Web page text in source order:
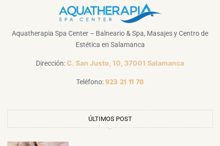
Aquatherapia Spa Center – Balneario & Spa, Masajes y Centro de
Estética en Salamanca
Dirección: C. San Justo, 10, 37001 Salamanca
Teléfono:923 21 11 78
ÚLTIMOS POST